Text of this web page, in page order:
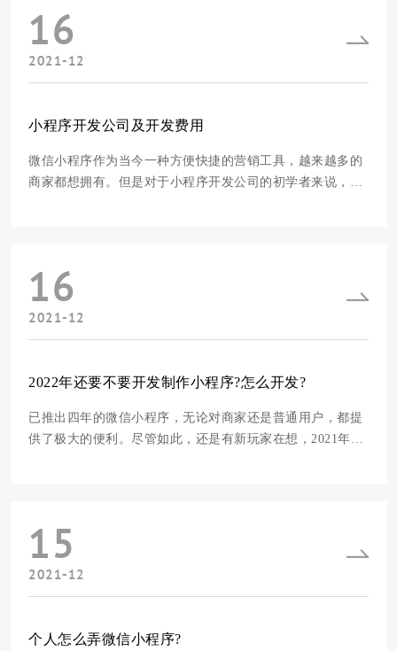
16
2021-12
小程序开发公司及开发费用
微信小程序作为当今一种方便快捷的营销工具，越来越多的
商家都想拥有。但是对于小程序开发公司的初学者来说，费
16
2021-12
2022年还要不要开发制作小程序?怎么开发?
已推出四年的微信小程序，无论对商家还是普通用户，都提
供了极大的便利。尽管如此，还是有新玩家在想，2021年是
15
2021-12
个人怎么弄微信小程序?